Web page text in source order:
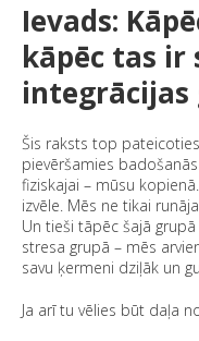
Ievads:
kāpēc tas ir
integrācijas
Šis raksts top
pievēršamies
fiziskajai – mūsu
izvēle. Mēs ne tikai
Un tieši tāpēc šajā
stresa grupā – mēs
savu ķermeni dziļāk un
Ja arī tu vēlies būt daļa